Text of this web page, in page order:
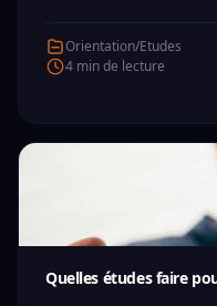
Orientation/Etudes
4 min de lecture
Quelles études faire